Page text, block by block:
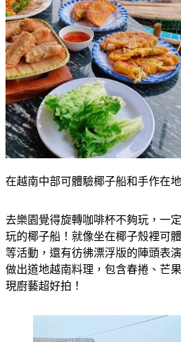
去樂園覺得旋轉咖啡杯不夠玩，一
玩的椰子船！就像坐在椰子殼裡可
等活動，還有彷彿漂浮版的陣頭表
做出道地越南料理，包含春捲、芒